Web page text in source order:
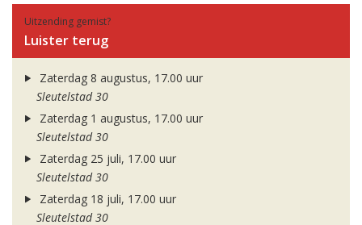
Uitzending gemist?
Luister terug
Zaterdag 8 augustus, 17.00 uur
Sleutelstad 30
Zaterdag 1 augustus, 17.00 uur
Sleutelstad 30
Zaterdag 25 juli, 17.00 uur
Sleutelstad 30
Zaterdag 18 juli, 17.00 uur
Sleutelstad 30